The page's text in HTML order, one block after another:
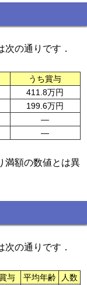
の通りです．
うち賞与
411.8万円
199.6万円
—
—
満額の数値とは異
の通りです．
与 平均年齢
人数